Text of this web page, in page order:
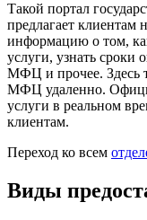
Такой портал
предлагает
информацию о том,
услуги, узнать сроки
МФЦ и прочее. Здесь
МФЦ удаленно.
услуги в реальном
клиентам.
Переход ко всем
Виды